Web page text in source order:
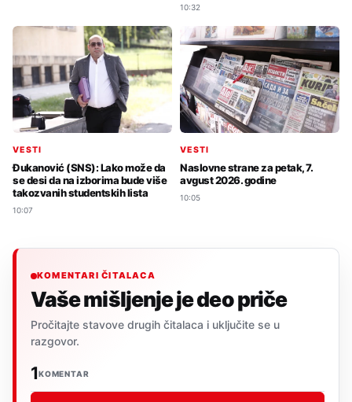
10:32
VESTI
Đukanović (SNS): Lako može da
se desi da na izborima bude više
takozvanih studentskih lista
10:07
VESTI
Naslovne strane za petak, 7.
avgust 2026. godine
10:05
KOMENTARI ČITALACA
Vaše mišljenje je deo priče
Pročitajte stavove drugih čitalaca i uključite se u
razgovor.
1KOMENTAR